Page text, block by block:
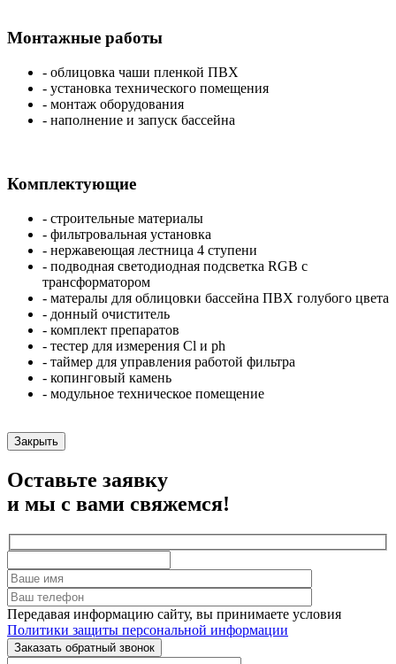
Монтажные работы
- облицовка чаши пленкой ПВХ
- установка технического помещения
- монтаж оборудования
- наполнение и запуск бассейна
Комплектующие
- строительные материалы
- фильтровальная установка
- нержавеющая лестница 4 ступени
- подводная светодиодная подсветка RGB с
трансформатором
- матералы для облицовки бассейна ПВХ голубого цвета
- донный очиститель
- комплект препаратов
- тестер для измерения Cl и ph
- таймер для управления работой фильтра
- копинговый камень
- модульное техническое помещение
Закрыть
Оставьте заявку
и мы с вами свяжемся!
Передавая информацию сайту, вы принимаете условия
Политики защиты персональной информации
Заказать обратный звонок